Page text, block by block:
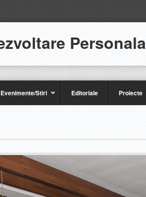
Personala
Evenimente/Stiri Editoriale Proiecte